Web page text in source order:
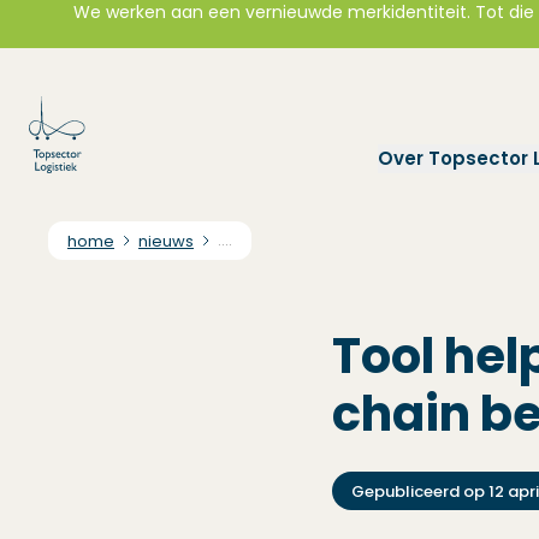
We werken aan een vernieuwde merkidentiteit. Tot
Over Topsector
home nieuws ....
Tool
chain
Gepubliceerd op12